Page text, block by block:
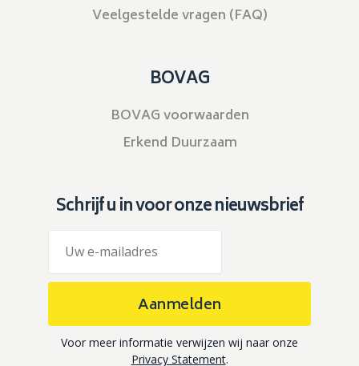
Veelgestelde vragen (FAQ)
BOVAG
BOVAG voorwaarden
Erkend Duurzaam
Schrijf u in voor onze nieuwsbrief
Aanmelden
Voor meer informatie verwijzen wij naar onze
Privacy Statement.